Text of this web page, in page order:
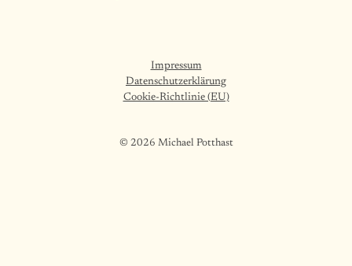
Impressum
Datenschutzerklärung
Cookie-Richtlinie (EU)
© 2026 Michael Potthast